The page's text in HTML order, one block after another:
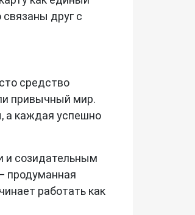
друг с
средство
привычный мир.
а каждая успешно
и созидательным
продуманная
работать как